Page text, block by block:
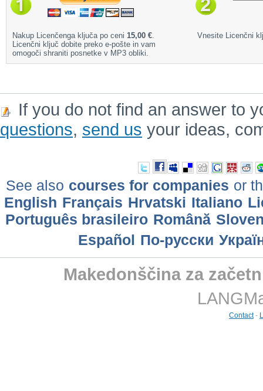
Nakup Licenčenga ključa po ceni 15,00 €.
Licenčni ključ dobite preko e-pošte in vam
omogoči shraniti posnetke v MP3 obliki.
Vnesite Licenčni
If you do not find an answer to
questions, send us your ideas,
See also courses for companies or
English Français Hrvatski Italiano
Português brasileiro Română
Еspañol По-русски
Makedonščina za
Contact-